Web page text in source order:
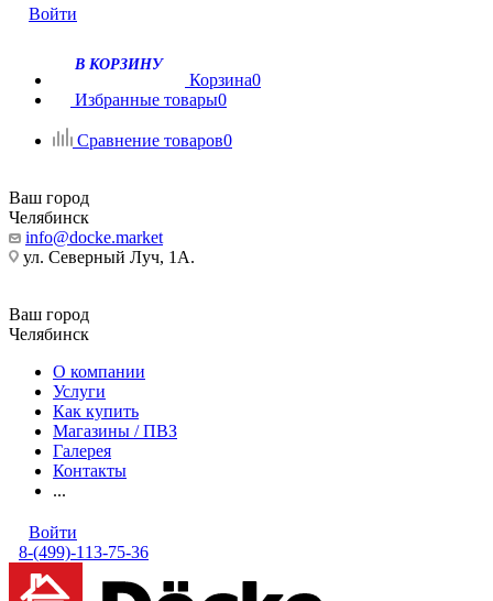
Войти
В КОРЗИНУ
Корзина0
Избранные товары0
Сравнение товаров0
Ваш город
Челябинск
info@docke.market
ул. Северный Луч, 1А.
Ваш город
Челябинск
О компании
Услуги
Как купить
Магазины / ПВЗ
Галерея
Контакты
...
Войти
8-(499)-113-75-36